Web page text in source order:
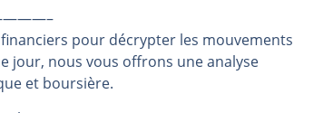
pour décrypter les mouvements
jour, nous vous offrons une analyse
et boursière.